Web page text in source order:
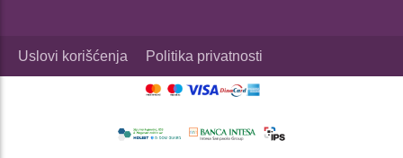
Uslovi korišćenja Politika privatnosti